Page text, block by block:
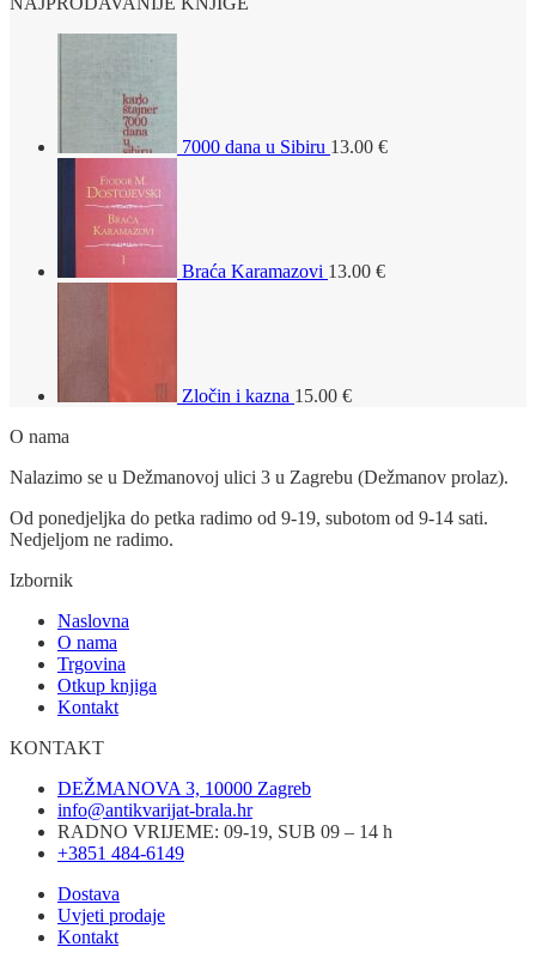
7000 dana u Sibiru 13.00 €
Braća Karamazovi 13.00 €
Zločin i kazna 15.00 €
O nama
Nalazimo se u Dežmanovoj ulici 3 u Zagrebu (Dežmanov prolaz).
Od ponedjeljka do petka radimo od 9-19, subotom od 9-14 sati.
Nedjeljom ne radimo.
Izbornik
Naslovna
O nama
Trgovina
Otkup knjiga
Kontakt
KONTAKT
DEŽMANOVA 3, 10000 Zagreb
info@antikvarijat-brala.hr
RADNO VRIJEME: 09-19, SUB 09 – 14 h
+3851 484-6149
Dostava
Uvjeti prodaje
Kontakt